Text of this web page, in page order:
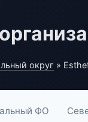
округ »
ФО